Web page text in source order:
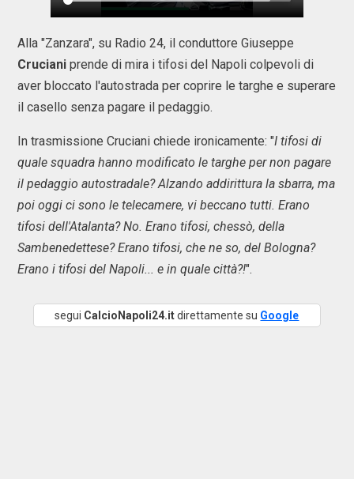
Alla "Zanzara", su Radio 24, il conduttore Giuseppe
Cruciani prende di mira i tifosi del Napoli colpevoli di
aver bloccato l'autostrada per coprire le targhe e superare
il casello senza pagare il pedaggio.
In trasmissione Cruciani chiede ironicamente: "I tifosi di
quale squadra hanno modificato le targhe per non pagare
il pedaggio autostradale? Alzando addirittura la sbarra, ma
poi oggi ci sono le telecamere, vi beccano tutti. Erano
tifosi dell'Atalanta? No. Erano tifosi, chessò, della
Sambenedettese? Erano tifosi, che ne so, del Bologna?
Erano i tifosi del Napoli... e in quale città?!".
segui CalcioNapoli24.itdirettamente su Google